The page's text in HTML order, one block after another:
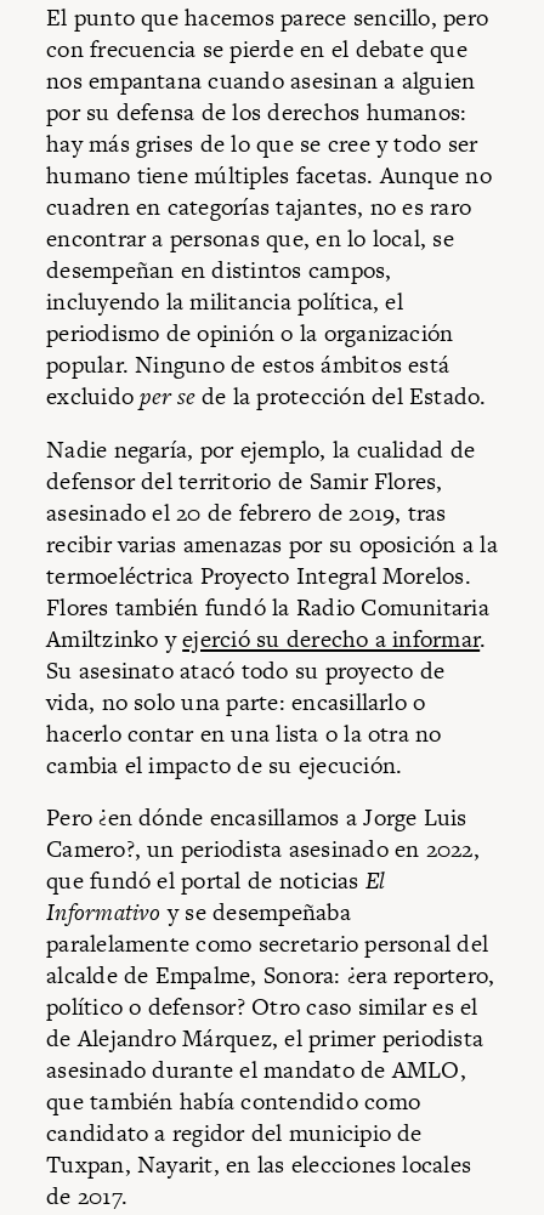
El punto que hacemos parece sencillo, pero
con frecuencia se pierde en el debate que
nos empantana cuando asesinan a alguien
por su defensa de los derechos humanos:
hay más grises de lo que se cree y todo ser
humano tiene múltiples facetas. Aunque no
cuadren en categorías tajantes, no es raro
encontrar a personas que, en lo local, se
desempeñan en distintos campos,
incluyendo la militancia política, el
periodismo de opinión o la organización
popular. Ninguno de estos ámbitos está
excluidoper sede la protección del Estado.
Nadie negaría, por ejemplo, la cualidad de
defensor del territorio de Samir Flores,
asesinado el 20 de febrero de 2019, tras
recibir varias amenazas por su oposición a la
termoeléctrica Proyecto Integral Morelos.
Flores también fundó la Radio Comunitaria
Amiltzinko yejerció su derecho a informar.
Su asesinato atacó todo su proyecto de
vida, no solo una parte: encasillarlo o
hacerlo contar en una lista o la otra no
cambia el impacto de su ejecución.
Pero ¿en dónde encasillamos a Jorge Luis
Camero?, un periodista asesinado en 2022,
que fundó el portal de noticias El
Informativo y se desempeñaba
paralelamente como secretario personal del
alcalde de Empalme, Sonora: ¿era reportero,
político o defensor? Otro caso similar es el
de Alejandro Márquez, el primer periodista
asesinado durante el mandato de AMLO,
que también había contendido como
candidato a regidor del municipio de
Tuxpan, Nayarit, en las elecciones locales
de 2017.